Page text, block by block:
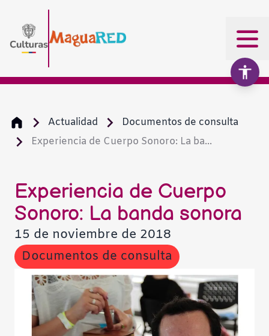
Actualidad
Documentos de consulta
Experiencia de Cuerpo Sonoro: La ba...
Experiencia de Cuerpo
Sonoro: La banda sonora
15 de noviembre de 2018
Documentos de consulta
Aumentar texto
Alto contraste
Contraste negativo
Fondo claro